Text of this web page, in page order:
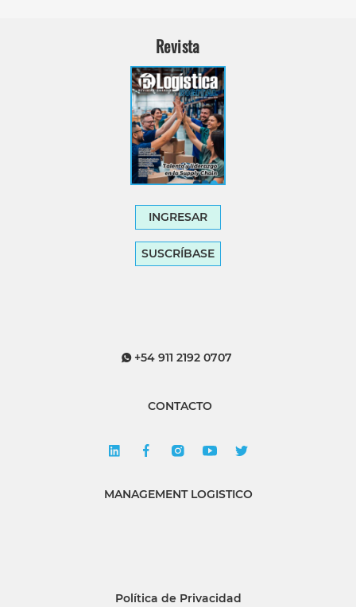
Revista
INGRESAR
SUSCRÍBASE
+54 911 2192 0707
CONTACTO
MANAGEMENT LOGISTICO
Política de Privacidad